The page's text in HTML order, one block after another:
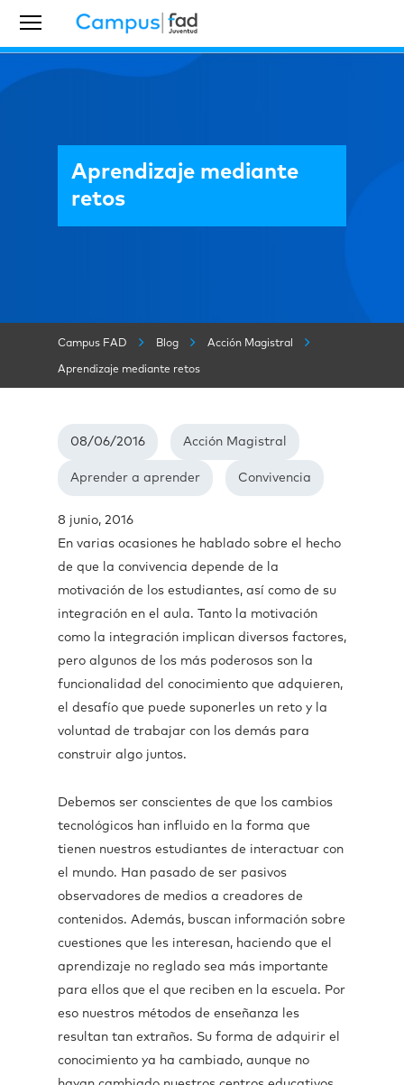
Aprendizaje mediante
retos
Campus FAD Blog Acción Magistral
Aprendizaje mediante retos
08/06/2016 Acción Magistral
Aprender a aprender Convivencia
8 junio, 2016
En varias ocasiones he hablado sobre el hecho
de que la convivencia depende de la
motivación de los estudiantes, así como de su
integración en el aula. Tanto la motivación
como la integración implican diversos factores,
pero algunos de los más poderosos son la
funcionalidad del conocimiento que adquieren,
el desafío que puede suponerles un reto y la
voluntad de trabajar con los demás para
construir algo juntos.
Debemos ser conscientes de que los cambios
tecnológicos han influido en la forma que
tienen nuestros estudiantes de interactuar con
el mundo. Han pasado de ser pasivos
observadores de medios a creadores de
contenidos. Además, buscan información sobre
cuestiones que les interesan, haciendo que el
aprendizaje no reglado sea más importante
para ellos que el que reciben en la escuela. Por
eso nuestros métodos de enseñanza les
resultan tan extraños. Su forma de adquirir el
conocimiento ya ha cambiado, aunque no